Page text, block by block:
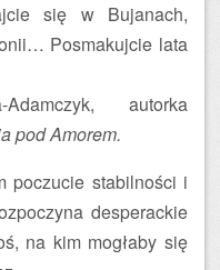
się w Bujanach,
Posmakujcie lata
autorka
pod Amorem.
poczucie stabilności i
desperackie
na kim mogłaby się